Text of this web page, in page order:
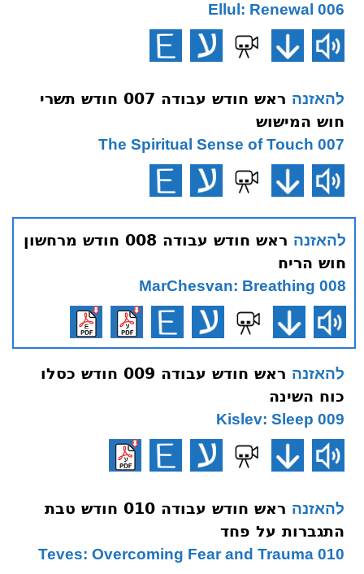
006 Ellul: Renewal
להאזנה
ראש חודש עבודה 007 חודש תשרי
חוש המישוש
007 The Spiritual Sense of Touch
להאזנה
ראש חודש עבודה 008 חודש מרחשון
חוש הריח
008 MarChesvan: Breathing
להאזנה
ראש חודש עבודה 009 חודש כסלו
כוח השינה
009 Kislev: Sleep
להאזנה
ראש חודש עבודה 010 חודש טבת
התגברות על פחד
010 Teves: Overcoming Fear and Trauma